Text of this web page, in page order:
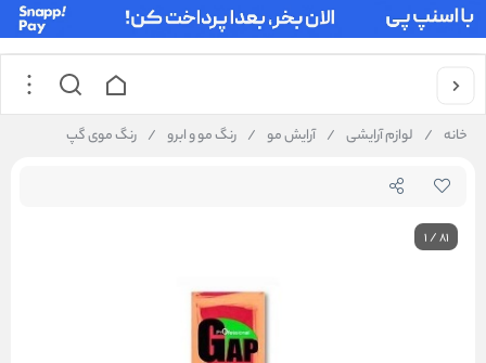
خانه / لوازم آرایشی / آرایش مو / رنگ مو و ابرو / رنگ موی گپ
1/81